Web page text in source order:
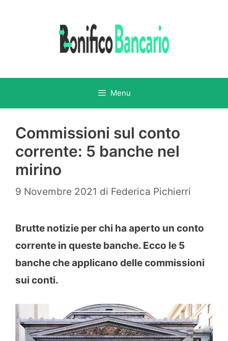
Menu
Commissioni sul conto
corrente: 5 banche nel
mirino
9 Novembre 2021 di Federica Pichierri
Brutte notizie per chi ha aperto un conto
corrente in queste banche. Ecco le 5
banche che applicano delle commissioni
sui conti.